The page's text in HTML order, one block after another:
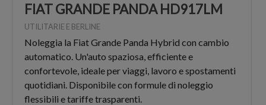
FIAT GRANDE PANDA HD917LM
UTILITARIE E BERLINE
Noleggia la Fiat Grande Panda Hybrid con cambio
automatico. Un'auto spaziosa, efficiente e
confortevole, ideale per viaggi, lavoro e spostamenti
quotidiani. Disponibile con formule di noleggio
flessibili e tariffe trasparenti.